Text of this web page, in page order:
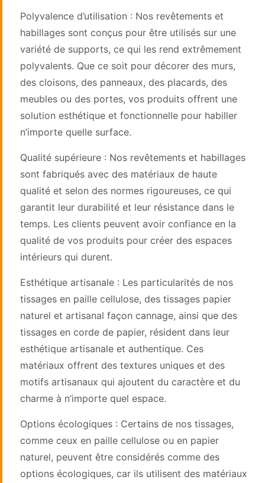
Polyvalence d’utilisation : Nos revêtements et
habillages sont conçus pour être utilisés sur une
variété de supports, ce qui les rend extrêmement
polyvalents. Que ce soit pour décorer des murs,
des cloisons, des panneaux, des placards, des
meubles ou des portes, vos produits offrent une
solution esthétique et fonctionnelle pour habiller
n’importe quelle surface.
Qualité supérieure : Nos revêtements et habillages
sont fabriqués avec des matériaux de haute
qualité et selon des normes rigoureuses, ce qui
garantit leur durabilité et leur résistance dans le
temps. Les clients peuvent avoir confiance en la
qualité de vos produits pour créer des espaces
intérieurs qui durent.
Esthétique artisanale : Les particularités de nos
tissages en paille cellulose, des tissages papier
naturel et artisanal façon cannage, ainsi que des
tissages en corde de papier, résident dans leur
esthétique artisanale et authentique. Ces
matériaux offrent des textures uniques et des
motifs artisanaux qui ajoutent du caractère et du
charme à n’importe quel espace.
Options écologiques : Certains de nos tissages,
comme ceux en paille cellulose ou en papier
naturel, peuvent être considérés comme des
options écologiques, car ils utilisent des matériaux